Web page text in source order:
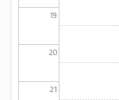
19
20
21